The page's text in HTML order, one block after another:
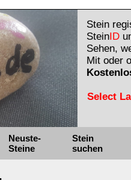
Stein
SteinID
Sehen,
Mit oder
Select
Neuste-
Steine
Stein
suchen